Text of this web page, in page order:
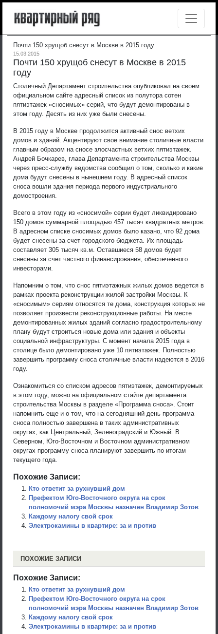
Почти 150 хрущоб снесут в Москве в 2015 году
15.03.2015
Почти 150 хрущоб снесут в Москве в 2015
году
Столичный Департамент строительства опубликовал на своем
официальном сайте адресный список из полутора сотен
пятиэтажек «сносимых» серий, что будут демонтированы в
этом году. Десять из них уже были снесены.
В 2015 году в Москве продолжится активный снос ветхих
домов и зданий. Акцентируют свое внимание столичные власти
главным образом на сносе злосчастных ветхих пятиэтажек.
Андрей Бочкарев, глава Департамента строительства Москвы
через пресс-службу ведомства сообщил о том, сколько и какие
дома будут снесены в нынешнем году. В адресный список
сноса вошли здания периода первого индустриального
домостроения.
Всего в этом году из «сносимой» серии будет ликвидировано
150 домов суммарной площадью 457 тысяч квадратных метров.
В адресном списке сносимых домов было казано, что 92 дома
будет снесены за счет городского бюджета. Их площадь
составляет 305 тысяч кв.м. Оставшиеся 58 домов будет
снесены за счет частного финансирования, обеспеченного
инвесторами.
Напомним о том, что снос пятиэтажных жилых домов ведется в
рамках проекта реконструкции жилой застройки Москвы. К
«сносимым» сериям относятся те дома, конструкция которых не
позволяет произвести реконструкционные работы. На месте
демонтированных жилых зданий согласно градостроительному
плану будут строиться новые дома или здания и объекты
социальной инфраструктуры. С момент начала 2015 года в
столице было демонтировано уже 10 пятиэтажек. Полностью
завершить программу сноса столичные власти надеются в 2016
году.
Ознакомиться со списком адресов пятиэтажек, демонтируемых
в этом году, можно на официальном стайте департамента
строительства Москвы в разделе «Программа сноса». Стоит
напомнить еще и о том, что на сегодняшний день программа
сноса полностью завершена в таких административных
округах, как Центральный, Зеленоградский и Южный. В
Северном, Юго-Восточном и Восточном административном
округах программу сноса планируют завершить по итогам
текущего года.
Похожие Записи:
Кто ответит за рухнувший дом
Префектом Юго-Восточного округа на срок
полномочий мэра Москвы назначен Владимир Зотов
Каждому налогу свой срок
Электрокамины в квартире: за и против
ПОХОЖИЕ ЗАПИСИ
Похожие Записи:
Кто ответит за рухнувший дом
Префектом Юго-Восточного округа на срок
полномочий мэра Москвы назначен Владимир Зотов
Каждому налогу свой срок
Электрокамины в квартире: за и против